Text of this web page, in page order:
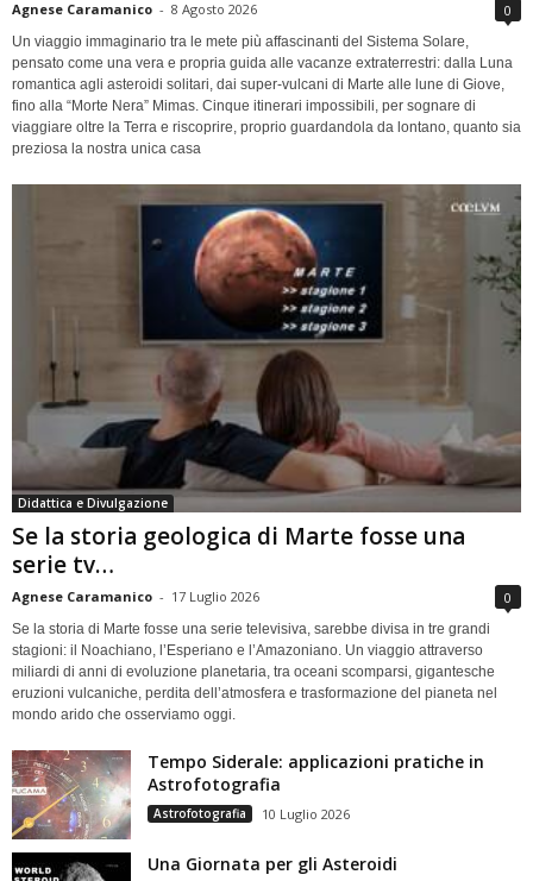
Agnese Caramanico - 8 Agosto 2026 0
Un viaggio immaginario tra le mete più affascinanti del Sistema Solare,
pensato come una vera e propria guida alle vacanze extraterrestri: dalla Luna
romantica agli asteroidi solitari, dai super-vulcani di Marte alle lune di Giove,
fino alla “Morte Nera” Mimas. Cinque itinerari impossibili, per sognare di
viaggiare oltre la Terra e riscoprire, proprio guardandola da lontano, quanto sia
preziosa la nostra unica casa
Didattica e Divulgazione
Se la storia geologica di Marte fosse una
serie tv…
Agnese Caramanico - 17 Luglio 2026 0
Se la storia di Marte fosse una serie televisiva, sarebbe divisa in tre grandi
stagioni: il Noachiano, l’Esperiano e l’Amazoniano. Un viaggio attraverso
miliardi di anni di evoluzione planetaria, tra oceani scomparsi, gigantesche
eruzioni vulcaniche, perdita dell’atmosfera e trasformazione del pianeta nel
mondo arido che osserviamo oggi.
Tempo Siderale: applicazioni pratiche in
Astrofotografia
Astrofotografia 10 Luglio 2026
Una Giornata per gli Asteroidi